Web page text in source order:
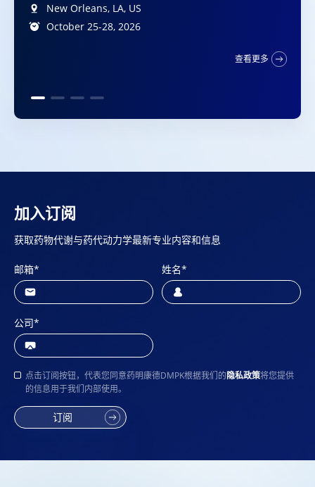
New Orleans, LA, US
October 25-28, 2026
查看更多
Diplomat Hotel Prague, Evropská 15, 160 41
Praha 6, CZ
广州, CN 2026年10月9日-10日
加入订阅
获取药物代谢与药代动力学最新专业内容和信息
邮箱* 姓名*
公司*
点击订阅按钮，代表您同意药明康德DMPK根据我们的隐私政策将您提供
的信息用于我们内部使用。
订阅